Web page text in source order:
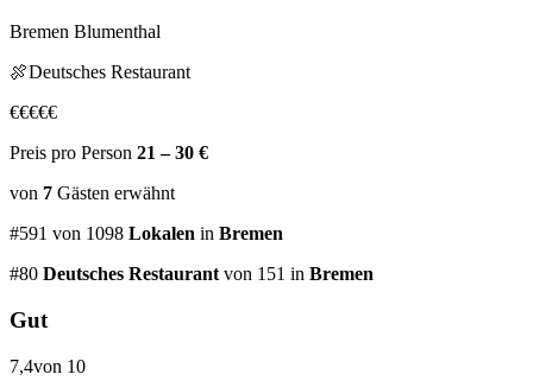
Bremen Blumenthal
🍖Deutsches Restaurant
€€€€€
Preis pro Person 21 – 30 €
von 7 Gästen erwähnt
#591 von 1098 Lokalen in Bremen
#80 Deutsches Restaurantvon 151 in Bremen
Gut
7,4von 10